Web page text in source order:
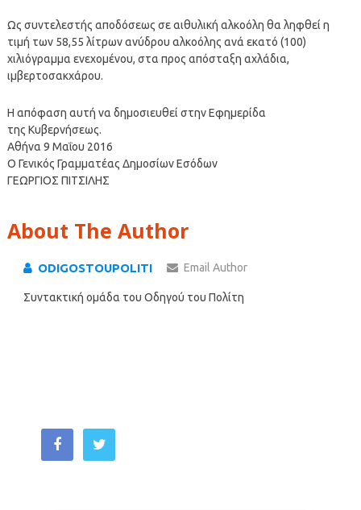
Ως συντελεστής αποδόσεως σε αιθυλική αλκοόλη θα ληφθεί η
τιμή των 58,55 λίτρων ανύδρου αλκοόλης ανά εκατό (100)
χιλιόγραμμα ενεχομένου, στα προς απόσταξη αχλάδια,
ιμβερτοσακχάρου.
Η απόφαση αυτή να δημοσιευθεί στην Εφημερίδα
της Κυβερνήσεως.
Αθήνα 9 Μαΐου 2016
Ο Γενικός Γραμματέας Δημοσίων Εσόδων
ΓΕΩΡΓΙΟΣ ΠΙΤΣΙΛΗΣ
About The Author
ODIGOSTOUPOLITI Email Author
Συντακτική ομάδα του Οδηγού του Πολίτη